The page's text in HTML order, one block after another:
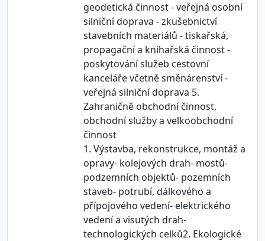
geodetická činnost - veřejná osobní
silniční doprava - zkušebnictví
stavebních materiálů - tiskařská,
propagační a knihařská činnost -
poskytování služeb cestovní
kanceláře včetně směnárenství -
veřejná silniční doprava 5.
Zahraničně obchodní činnost,
obchodní služby a velkoobchodní
činnost
1. Výstavba, rekonstrukce, montáž a
opravy- kolejových drah- mostů-
podzemních objektů- pozemních
staveb- potrubí, dálkového a
přípojového vedení- elektrického
vedení a visutých drah-
technologických celků2. Ekologické